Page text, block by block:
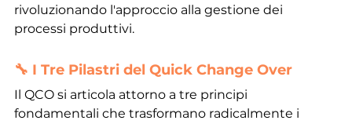
rivoluzionando l'approccio alla gestione dei
processi produttivi.
🔧 I Tre Pilastri del Quick Change Over
Il QCO si articola attorno a tre principi
fondamentali che trasformano radicalmente i